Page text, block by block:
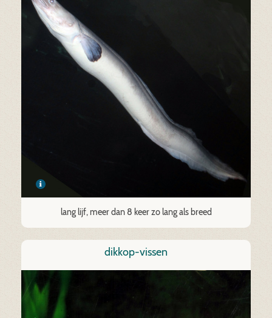
lang lijf, meer dan 8 keer zo lang als breed
dikkop-vissen